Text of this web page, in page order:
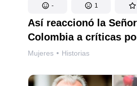
- 1
Así reaccionó la
Colombia a críticas
Mujeres Historias